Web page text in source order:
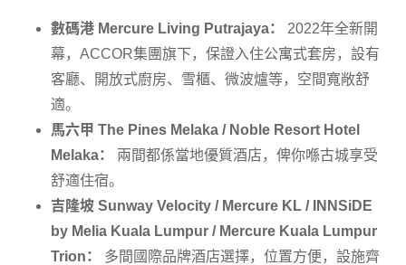
數碼港 Mercure Living Putrajaya：
2022年全新開
幕，ACCOR集團旗下，保證入住公寓式套房，設有
客廳、開放式廚房、雪櫃、微波爐等，空間寬敞舒
適。
馬六甲 The Pines Melaka / Noble Resort Hotel
Melaka：
兩間都係當地優質酒店，俾你喺古城享受
舒適住宿。
吉隆坡 Sunway Velocity / Mercure KL / INNSiDE
by Melia Kuala Lumpur / Mercure Kuala Lumpur
Trion：
多間國際品牌酒店選擇，位置方便，設施齊